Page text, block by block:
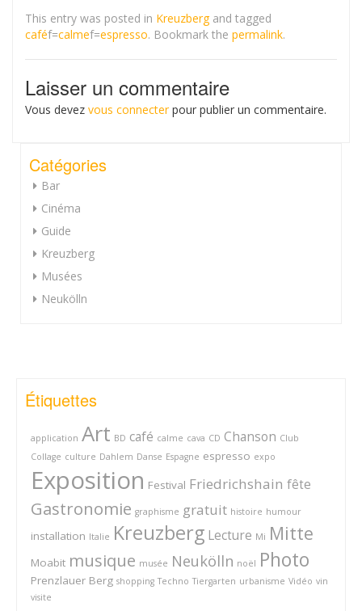
This entry was posted in Kreuzbergand tagged
caféf=calmef=espresso. Bookmark the permalink.
Laisser un commentaire
Vous devez vous connecterpour publier un commentaire.
Catégories
Bar
Cinéma
Guide
Kreuzberg
Musées
Neukölln
Étiquettes
application Art BD café calme cava CD Chanson Club
Collage culture Dahlem Danse Espagne espresso expo
Exposition Festival Friedrichshain fête
Gastronomie graphisme gratuit histoire humour
installation Italie Kreuzberg Lecture Mi Mitte
Moabit musique musée Neukölln noël Photo
Prenzlauer Berg shopping Techno Tiergarten urbanisme Vidéo vin
visite